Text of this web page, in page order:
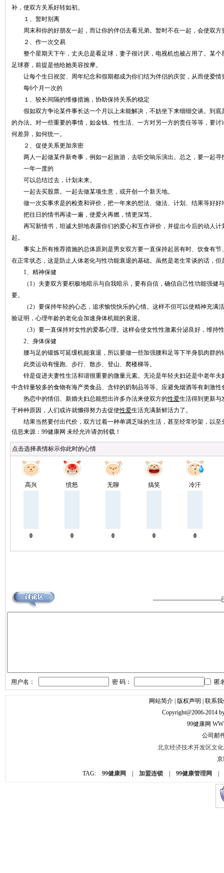
补，使双方关系好转如初。
１、暂时别离
周末和你的好朋友一起，而让你的伴侣去看兄弟。暂时不在一起，会使双方
２、作一次交易
整个星期天下午，丈夫总是看足球，妻子很讨厌，电视机也被占用了。某个
足球赛，前提是他给她美容按摩。
让每个生日祝贺、周年纪念和假期都成为你们结为伴侣的庆贺，从而使爱情
每6个月一次的
１、较长间隔的维修措施，协助保持关系的稳定
假如双方争论某件事长达一个月以上未能解决，不妨坐下来细细交谈。到底
的办法。对一些重要的事情，如金钱、性生活、一方对另一方的责任等等，要
何差异，如何统一。
２、促使关系更加亲密
两人一起做某件新奇事，例如一起旅游，去听交响乐演出。总之，要一起寻
一年一度的
可以总结过去，计划未来。
一起去买股票。一起去做某项生意，或开创一个新天地。
做一次实事求是的检查和评价，把一年来的想法、做法、计划、结果等好好
把往日的情书再读一遍，使爱火再燃，情更深笃。
再写新情书，坦诚大胆地表露你们的爱心和互作评价，并提出今后的动人
起。
事实上所有推荐措施的总体原则是男女双方要一直保持起居有时、饮食有节
在正常状态，这是防止人体老化与性功能衰退的基础。虽然是老生常谈的话，
1、精神保健
（1）夫妻双方要积极地暗示与自我暗示，要有自信，确信自己性功能强健
要。
（2）要保持年轻的心态，追求愉悦快乐的心情。这样不但可以使精神充满
验证明，心理年龄的老化会加速身体机能的衰退。
（3）要一直保持对女性的爱慕心理。这样会使女性性激素分泌良好，维持
2、身体保健
腰与足的锻炼可延缓机能衰退，所以要做一些加强腰和足等下半身肌肉群的
此类运动有慢跑、步行、散步、登山、爬楼梯等。
锌是促进夫妻性生活和谐很重要的微量元素。无论是年轻夫妇还是中老年夫
中含锌量较多的食物有海产类食品、含锌的奶制品等等。应避免烟酒等有刺激
热恋中的情侣、新婚夫妇总能想出许多办法来使双方的性爱生活得到更新与
于种种原因，人们或许就懒得努力去促使性爱生活充满新鲜活力了。
结果当然要付出代价，双方过着一种单调乏味的生活，甚至经常吵架，以至
点击选择表情标示你此时的心情
高兴
0
愤怒
0
无聊
0
搞笑
0
冷汗
0
----------------------------------
用户名： 密 码： 匿
网站简介 版权声明
联系
Copyright@2006-2014
99健康网
公司邮
北京经济技术开发区文
京
TAG: 99健康网 加盟连锁 99健康管理网